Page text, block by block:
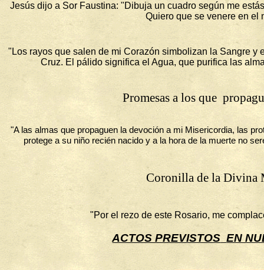
Jesús dijo a Sor Faustina: "Dibuja un cuadro según me
Quiero que se venere en el
"Los rayos que salen de mi Corazón simbolizan la Sangre y
Cruz. El pálido significa el Agua, que purifica las
Promesas a los que
"A las almas que propaguen la devoción a mi Misericordia, las
protege a su niño recién nacido y a la hora de la muerte no
Coronilla de la Divina
"Por el rezo de este Rosario, me
ACTOS PREVISTOS EN